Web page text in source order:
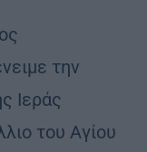
την
Ιεράς
του Αγίου